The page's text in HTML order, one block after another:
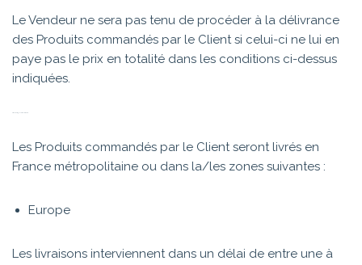
Le Vendeur ne sera pas tenu de procéder à la délivrance
des Produits commandés par le Client si celui-ci ne lui en
paye pas le prix en totalité dans les conditions ci-dessus
indiquées.
Les Produits commandés par le Client seront livrés en
France métropolitaine ou dans la/les zones suivantes :
Europe
Les livraisons interviennent dans un délai de entre une à